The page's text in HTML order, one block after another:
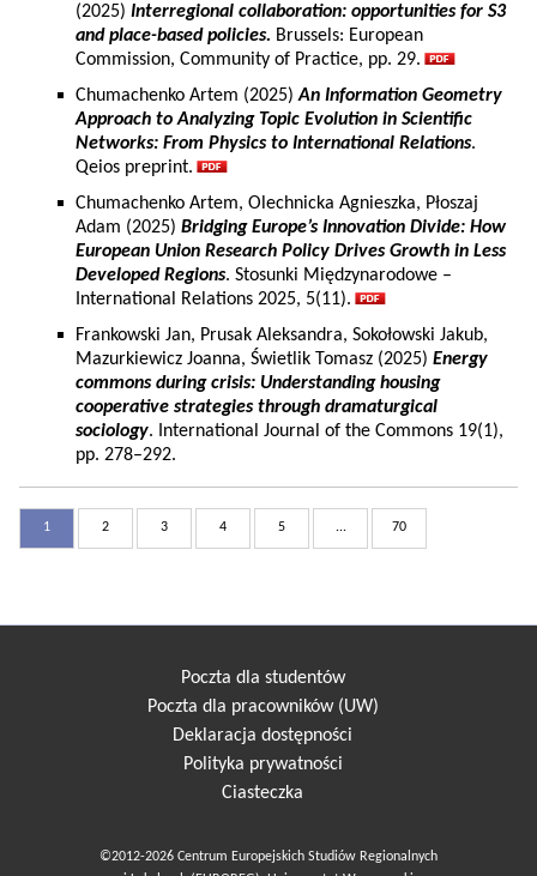
(2025) Interregional collaboration: opportunities for S3
and place-based policies. Brussels: European
Commission, Community of Practice, pp. 29.
Chumachenko Artem (2025)An Information Geometry
Approach to Analyzing Topic Evolution in Scientific
Networks: From Physics to International Relations.
Qeios preprint.
Chumachenko Artem, Olechnicka Agnieszka, Płoszaj
Adam (2025) Bridging Europe’s Innovation Divide: How
European Union Research Policy Drives Growth in Less
Developed Regions. Stosunki Międzynarodowe –
International Relations 2025, 5(11).
Frankowski Jan, Prusak Aleksandra, Sokołowski Jakub,
Mazurkiewicz Joanna, Świetlik Tomasz (2025) Energy
commons during crisis: Understanding housing
cooperative strategies through dramaturgical
sociology. International Journal of the Commons 19(1),
pp. 278–292.
1 2 3 4 5 ... 70
Poczta dla studentów
Poczta dla pracowników (UW)
Deklaracja dostępności
Polityka prywatności
Ciasteczka
©2012-2026 Centrum Europejskich Studiów Regionalnych